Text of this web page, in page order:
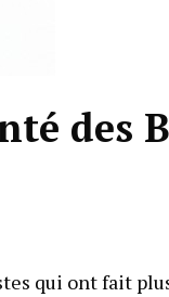
des
qui ont fait